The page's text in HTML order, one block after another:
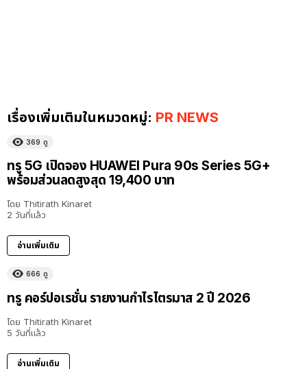
เรื่องเพิ่มเติมในหมวดหมู่: PR NEWS
369 ดู
ทรู 5G เปิดจอง HUAWEI Pura 90s Series 5G+
พร้อมส่วนลดสูงสุด 19,400 บาท
โดย Thitirath Kinaret
2 วันที่แล้ว
อ่านเพิ่มเติม
666 ดู
ทรู คอร์ปอเรชั่น รายงานกำไรไตรมาส 2 ปี 2026
โดย Thitirath Kinaret
5 วันที่แล้ว
อ่านเพิ่มเติม